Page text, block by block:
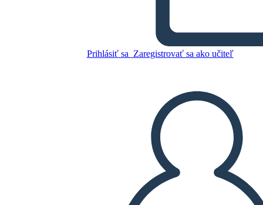
Prihlásiť sa Zaregistrovať sa ako učiteľ
Graveyard
PREHRAŤ PREZENTÁCIU
ČÍTAJ MI